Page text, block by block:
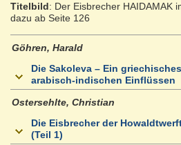
Titelbild: Der Eisbrecher HAIDAMAK
dazu ab Seite 126
Göhren, Harald
Die Sakoleva – Ein
arabisch-indischen Einflüssen
Ostersehlte, Christian
Die Eisbrecher der
(Teil 1)